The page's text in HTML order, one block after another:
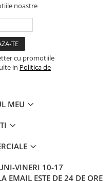
noastre
cu promotiile
in Politica de
MEU
VINERI 10-17
EMAIL ESTE DE 24 DE ORE